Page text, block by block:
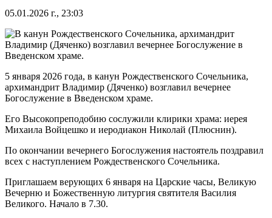
05.01.2026 г., 23:03
5 января 2026 года, в канун Рождественского Сочельника,
архимандрит Владимир (Дяченко) возглавил вечернее
Богослужение в Введенском храме.
Его Высокопреподобию сослужили клирики храма: иерея
Михаила Войцешко и иеродиакон Николай (Плюснин).
По окончании вечернего Богослужения настоятель поздравил
всех с наступлением Рождественского Сочельника.
Приглашаем верующих 6 января на Царские часы, Великую
Вечерню и Божественную литургия святителя Василия
Великого. Начало в 7.30.